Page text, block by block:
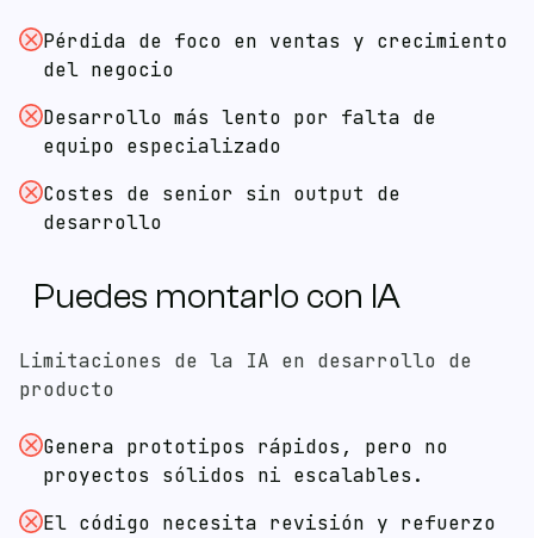
Pérdida de foco en ventas y crecimiento
del negocio
Desarrollo más lento por falta de
equipo especializado
Costes de senior sin output de
desarrollo
Puedes montarlo con IA
Limitaciones de la IA en desarrollo de
producto
Genera prototipos rápidos, pero no
proyectos sólidos ni escalables.
El código necesita revisión y refuerzo